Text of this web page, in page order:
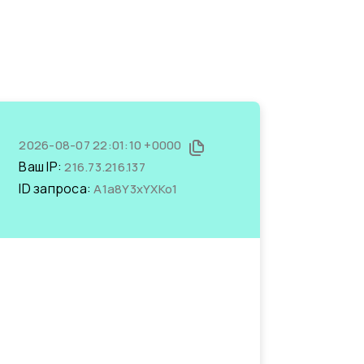
2026-08-07 22:01:10 +0000
Ваш IP:216.73.216.137
ID запроса:A1a8Y3xYXKo1